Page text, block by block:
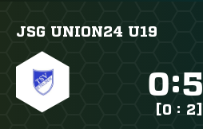
JSG UNION24 U19
:
[0 : 2]